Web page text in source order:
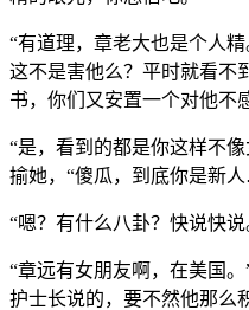
“有道理，章老大也是个人
这不是害他么？平时就看不
书，你们又安置一个对他不
“是，看到的都是你这样不
揄她，“傻瓜，到底你是新
“嗯？有什么八卦？快说快说
“章远有女朋友啊，在美国
护士长说的，要不然他那么